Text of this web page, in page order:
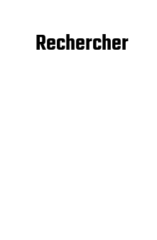
Rechercher